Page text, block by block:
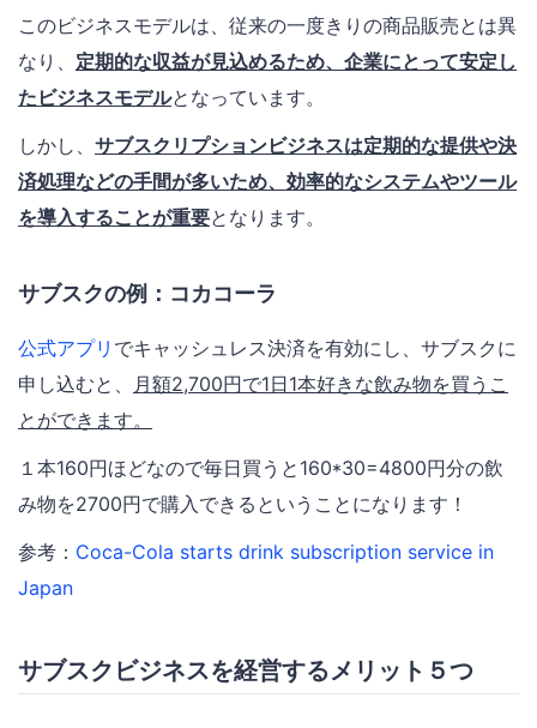
このビジネスモデルは、従来の一度きりの商品販売とは異
なり、 定期的な収益が見込めるため、企業にとって安定し
たビジネスモデルとなっています。
しかし、 サブスクリプションビジネスは定期的な提供や決
済処理などの手間が多いため、効率的なシステムやツール
を導入することが重要となります。
サブスクの例：コカコーラ
公式アプリ でキャッシュレス決済を有効にし、サブスクに
申し込むと、
月額2,700円で1日1本好きな飲み物を買うこ
とができます。
１本160円ほどなので毎日買うと160*30=4800円分の飲
み物を2700円で購入できるということになります！
参考： Coca-Cola starts drink subscription service in
Japan
サブスクビジネスを経営するメリット５つ